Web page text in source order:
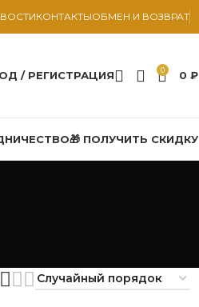
КОНТАКТЫОБМЕН И ВОЗВРАТ
/ РЕГИСТРАЦИЯ 0 0 ₽
🎁 ПОЛУЧИТЬ СКИДКУ